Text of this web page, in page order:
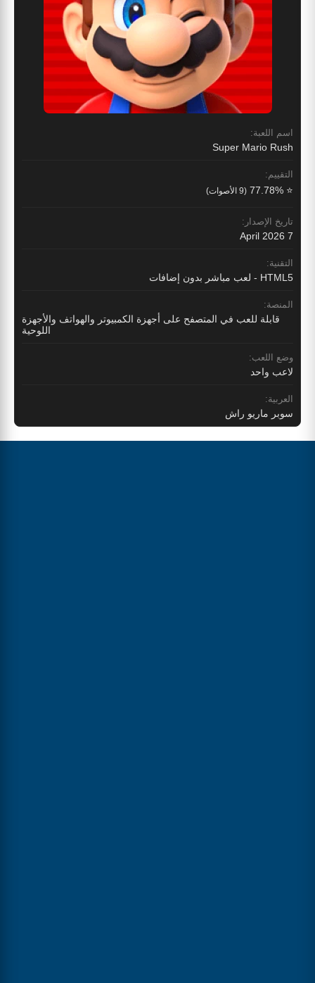
اسم اللعبة:
Super Mario Rush
التقييم:
⭐ 77.78% (9 الأصوات)
تاريخ الإصدار:
7 April 2026
التقنية:
HTML5 - لعب مباشر بدون إضافات
المنصة:
قابلة للعب في المتصفح على أجهزة الكمبيوتر والهواتف والأجهزة
اللوحية
وضع اللعب:
لاعب واحد
العربية:
سوبر ماريو راش